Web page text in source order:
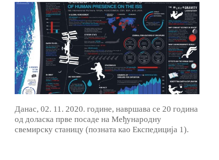
Данас, 02. 11. 2020. године, навршава се 20 година
од доласка прве посаде на Међународну
свемирску станицу (позната као Експедиција 1).